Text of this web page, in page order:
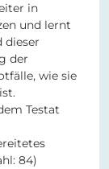
in
und lernt
dieser
der
wie sie
Testat
84)